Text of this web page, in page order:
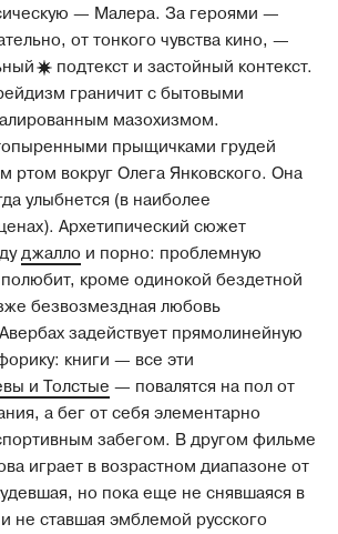
— Малера. За героями —
от тонкого чувства кино, —
подтекст и застойный контекст.
граничит с бытовыми
мазохизмом.
прыщичками грудей
ртом вокруг Олега Янковского. Она
улыбнется (в наиболее
Архетипический сюжет
джалло и порно: проблемную
кроме одинокой бездетной
безвозмездная любовь
задействует прямолинейную
книги — все эти
и Толстые — повалятся на пол от
а бег от себя элементарно
забегом. В другом фильме
играет в возрастном диапазоне от
но пока еще не снявшаяся в
не ставшая эмблемой русского